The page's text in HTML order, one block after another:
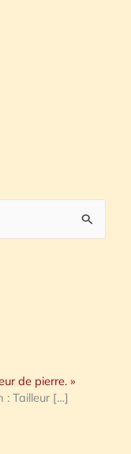
de pierre. »
: Tailleur […]